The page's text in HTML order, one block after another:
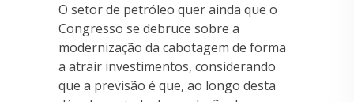
O setor de petróleo quer ainda que o
Congresso se debruce sobre a
modernização da cabotagem de forma
a atrair investimentos, considerando
que a previsão é que, ao longo desta